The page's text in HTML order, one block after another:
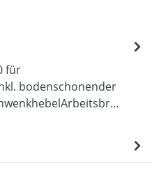
für
bodenschonender